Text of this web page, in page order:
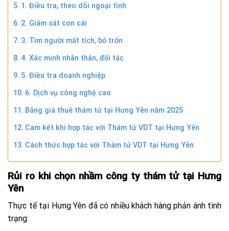
1. Điều tra, theo dõi ngoại tình
2. Giám sát con cái
3. Tìm người mất tích, bỏ trốn
4. Xác minh nhân thân, đối tác
5. Điều tra doanh nghiệp
6. Dịch vụ công nghệ cao
Bảng giá thuê thám tử tại Hưng Yên năm 2025
Cam kết khi hợp tác với Thám tử VDT tại Hưng Yên
Cách thức hợp tác với Thám tử VDT tại Hưng Yên
Rủi ro khi chọn nhầm công ty thám tử tại Hưng
Yên
Thực tế tại Hưng Yên đã có nhiều khách hàng phản ánh tình
trạng: